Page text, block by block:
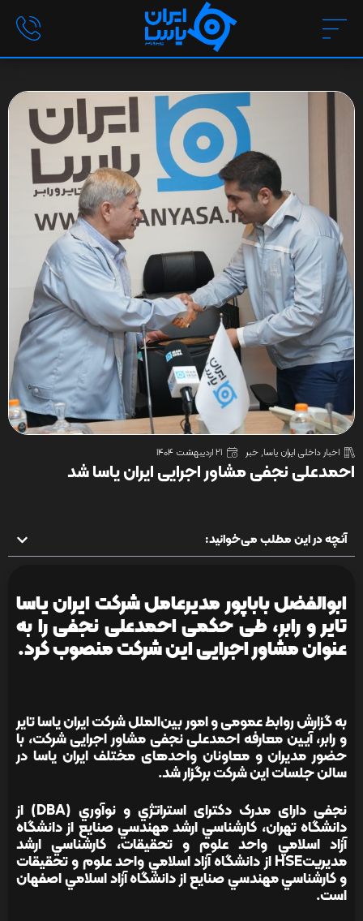
اخبار داخلی ایران یاسا,خبر 21 اردیبهشت 1404
احمدعلی نجفی مشاور اجرایی ایران یاسا شد
آنچه در این مطلب می‌خوانید:
ابوالفضل باباپور مدیرعامل شرکت ایران یاسا
تایر و رابر، طی حکمی احمدعلی نجفی را به
عنوان مشاور اجرایی این شرکت منصوب کرد.
به گزارش روابط عمومی و امور بین‌الملل شرکت ایران یاسا تایر
و رابر، آیین معارفه احمدعلی نجفی مشاور اجرایی شرکت، با
حضور مدیران و معاونان واحدهای مختلف ایران یاسا در
سالن جلسات این شرکت برگزار شد.
نجفی دارای مدرک دکترای استراتژي و نوآوري (DBA) از
دانشگاه تهران، كارشناسي ارشد مهندسي صنايع از دانشگاه
آزاد اسلامي واحد علوم و تحقيقات، كارشناسي ارشد
مديريتHSE از دانشگاه آزاد اسلامي واحد علوم و تحقيقات
و كارشناسي مهندسي صنايع از دانشگاه آزاد اسلامي اصفهان
است.